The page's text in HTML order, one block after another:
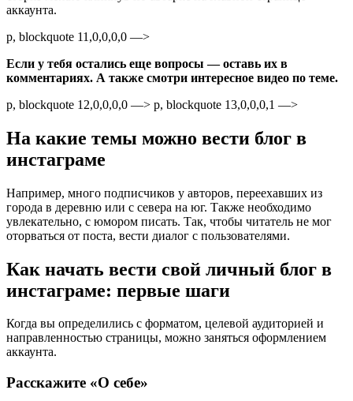
аккаунта.
p, blockquote 11,0,0,0,0 —>
Если у тебя остались еще вопросы — оставь их в
комментариях. А также смотри интересное видео по теме.
p, blockquote 12,0,0,0,0 —> p, blockquote 13,0,0,0,1 —>
На какие темы можно вести блог в
инстаграме
Например, много подписчиков у авторов, переехавших из
города в деревню или с севера на юг. Также необходимо
увлекательно, с юмором писать. Так, чтобы читатель не мог
оторваться от поста, вести диалог с пользователями.
Как начать вести свой личный блог в
инстаграме: первые шаги
Когда вы определились с форматом, целевой аудиторией и
направленностью страницы, можно заняться оформлением
аккаунта.
Расскажите «О себе»